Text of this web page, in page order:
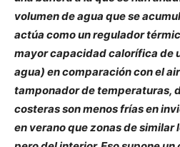
volumen de agua que se
actúa como un regulador
mayor capacidad calorífica de
agua) en comparación con el
tamponador de temperaturas,
costeras son menos frías en
en verano que zonas de